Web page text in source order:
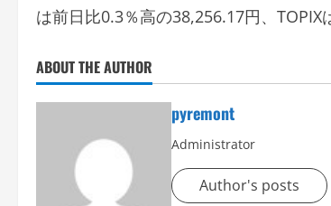
は前日比0.3％高の38,256.17円、TOPIX
ABOUT THE AUTHOR
pyremont
Administrator
Author's posts